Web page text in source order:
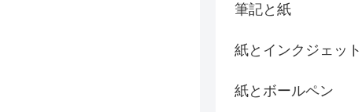
筆記と紙
紙とインクジェット
紙とボールペン